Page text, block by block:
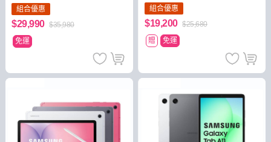
12G/128G (X730)
組合優惠
$29,990 $35,980
免運
128G(X526B)
組合優惠
$19,200 $25,680
贈
免運